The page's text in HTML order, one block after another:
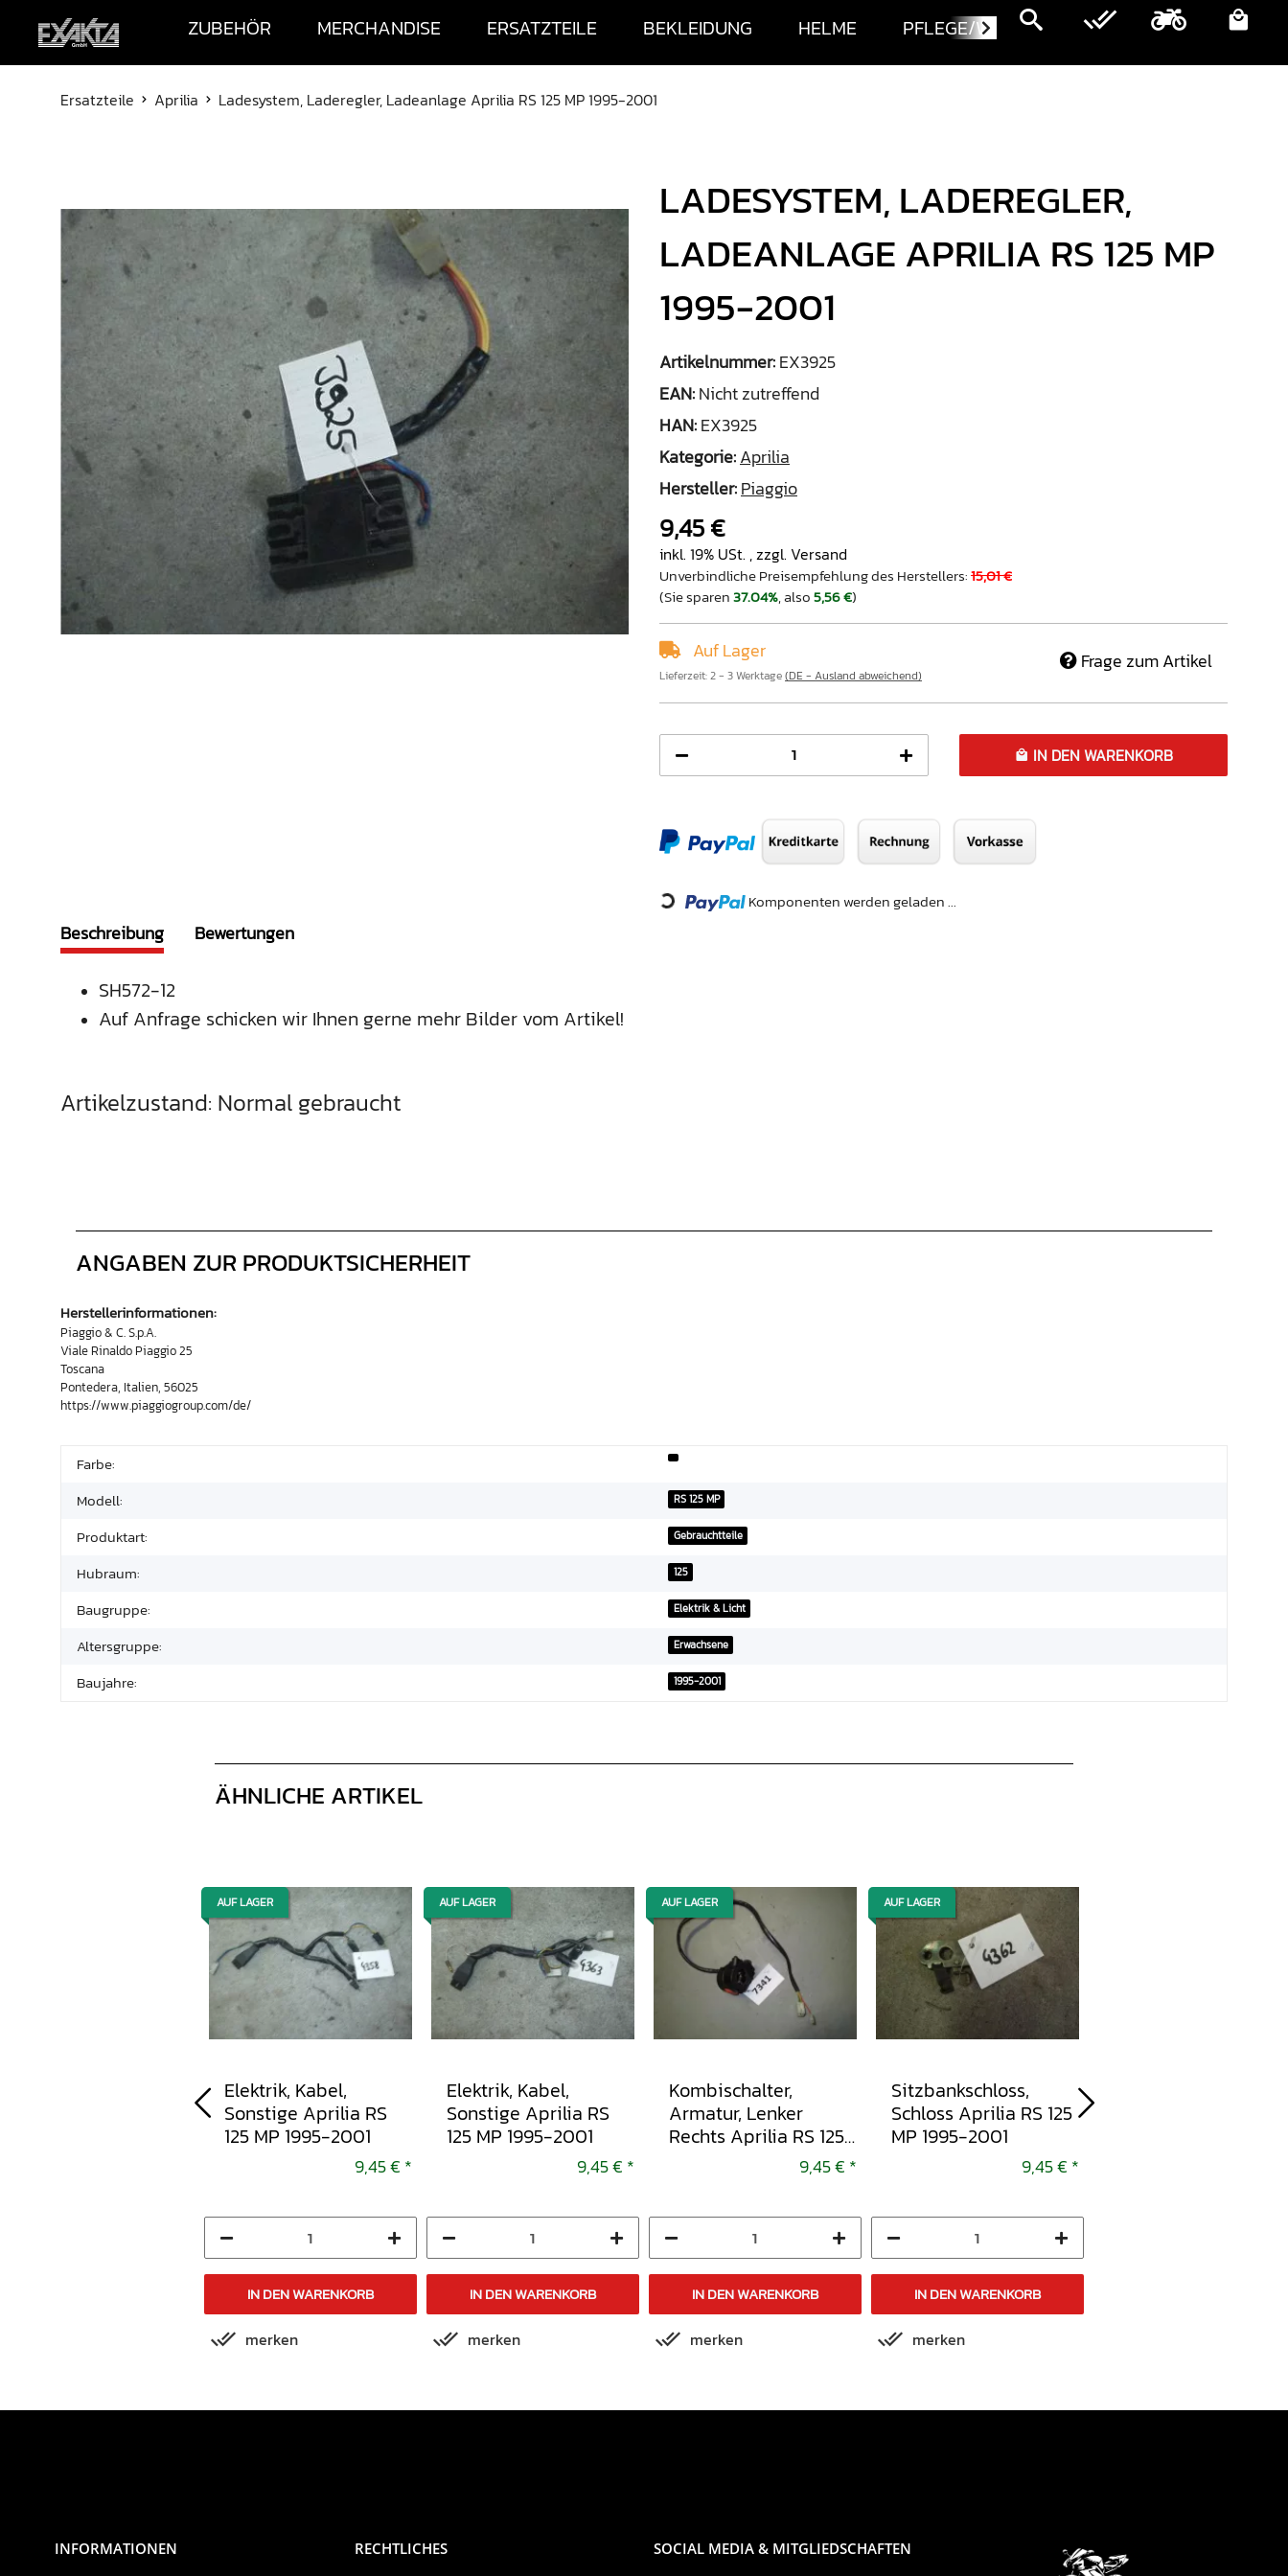
ZUBEHÖR MERCHANDISE ERSATZTEILE BEKLEIDUNG HELME PFLEGE/WARTUNG MOTORRÄDER
Ersatzteile Aprilia Ladesystem, Laderegler, Ladeanlage Aprilia RS 125 MP 1995-2001
LADESYSTEM, LADEREGLER,
LADEANLAGE APRILIA RS 125 MP
1995-2001
Artikelnummer:EX3925
EAN:Nicht zutreffend
HAN:EX3925
Kategorie:Aprilia
Hersteller:Piaggio
9,45 €
inkl. 19% USt. , zzgl. Versand
Unverbindliche Preisempfehlung des Herstellers:15,01 €
(Sie sparen37.04%, also5,56 €)
Auf Lager
Lieferzeit:2 - 3 Werktage(DE - Ausland abweichend)
Frage zum Artikel
IN DEN WARENKORB
Loading... Komponenten werden geladen ...
Beschreibung Bewertungen
SH572-12
Auf Anfrage schicken wir Ihnen gerne mehr Bilder vom Artikel!
Artikelzustand: Normal gebraucht
ANGABEN ZUR PRODUKTSICHERHEIT
Herstellerinformationen:
Piaggio & C. S.p.A.
Viale Rinaldo Piaggio 25
Toscana
Pontedera, Italien, 56025
https://www.piaggiogroup.com/de/
Farbe:
Modell:
RS 125 MP
Produktart: Gebrauchtteile
Hubraum: 125
Baugruppe: Elektrik & Licht
Altersgruppe: Erwachsene
Baujahre: 1995-2001
ÄHNLICHE ARTIKEL
AUF LAGER
Elektrik, Kabel,
Sonstige Aprilia RS
125 MP 1995-2001
9,45 € *
IN DEN WARENKORB
merken
AUF LAGER
Elektrik, Kabel,
Sonstige Aprilia RS
125 MP 1995-2001
9,45 € *
IN DEN WARENKORB
merken
AUF LAGER
Kombischalter,
Armatur, Lenker
Rechts Aprilia RS 125
9,45 € *
IN DEN WARENKORB
merken
AUF LAGER
Sitzbankschloss,
Schloss Aprilia RS 125
MP 1995-2001
9,45 € *
IN DEN WARENKORB
merken
INFORMATIONEN RECHTLICHES SOCIAL MEDIA & MITGLIEDSCHAFTEN